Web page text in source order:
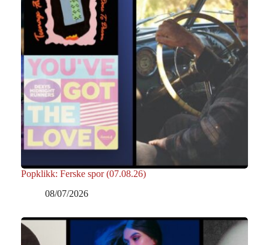
Popklikk: Ferske spor (07.08.26)
08/07/2026